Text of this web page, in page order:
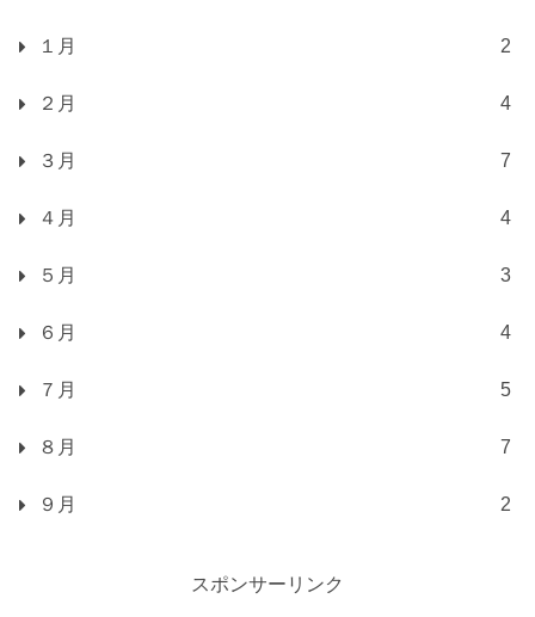
１月 2
２月 4
３月 7
４月 4
５月 3
６月 4
７月 5
８月 7
９月 2
スポンサーリンク